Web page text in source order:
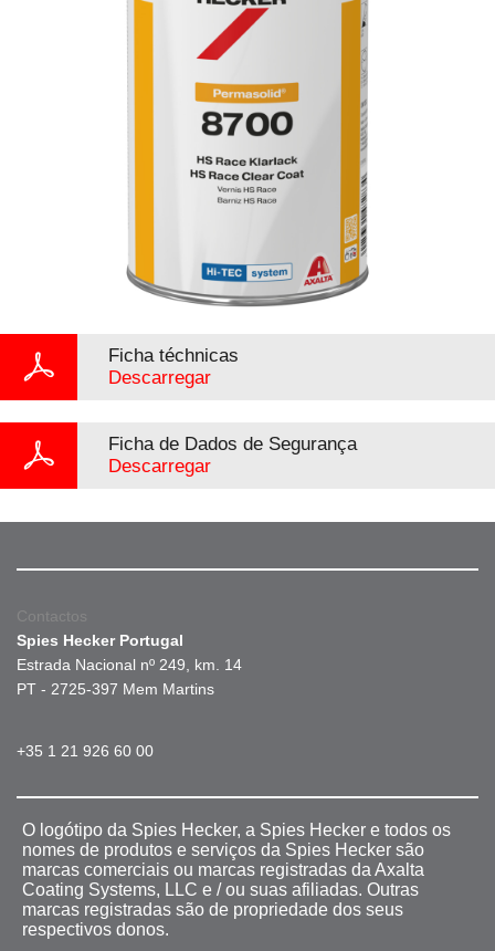
Ficha téchnicas
Descarregar
Ficha de Dados de Segurança
Descarregar
Contactos
Spies Hecker Portugal
Estrada Nacional nº 249, km. 14
PT - 2725-397 Mem Martins
+35 1 21 926 60 00
O logótipo da Spies Hecker, a Spies Hecker e todos os
nomes de produtos e serviços da Spies Hecker são
marcas comerciais ou marcas registradas da Axalta
Coating Systems, LLC e / ou suas afiliadas. Outras
marcas registradas são de propriedade dos seus
respectivos donos.